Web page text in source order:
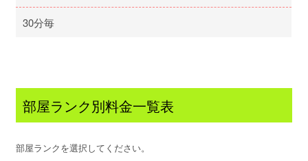
30分毎
部屋ランク別料金一覧表
部屋ランクを選択してください。